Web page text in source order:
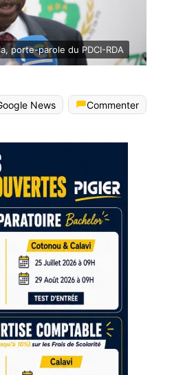
porte-parole du PDCI-RDA
News
Commenter